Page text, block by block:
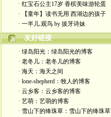
· 红宝石公主17岁 香槟美味游轮蛋
· 【童年】读书无用 西湖边的孩子
· 一半儿.观鸟 by 拔牙诗妹
友好链接
· 绿岛阳光：绿岛阳光的博客
· 老冬儿：老冬儿的博客
· 海天：海天之间
· lone-shepherd：牧人的博客
· 云乡客：云乡客的博客
· 艺萌：艺萌的博客
· 雪山下的绛珠草：雪山下的绛珠草